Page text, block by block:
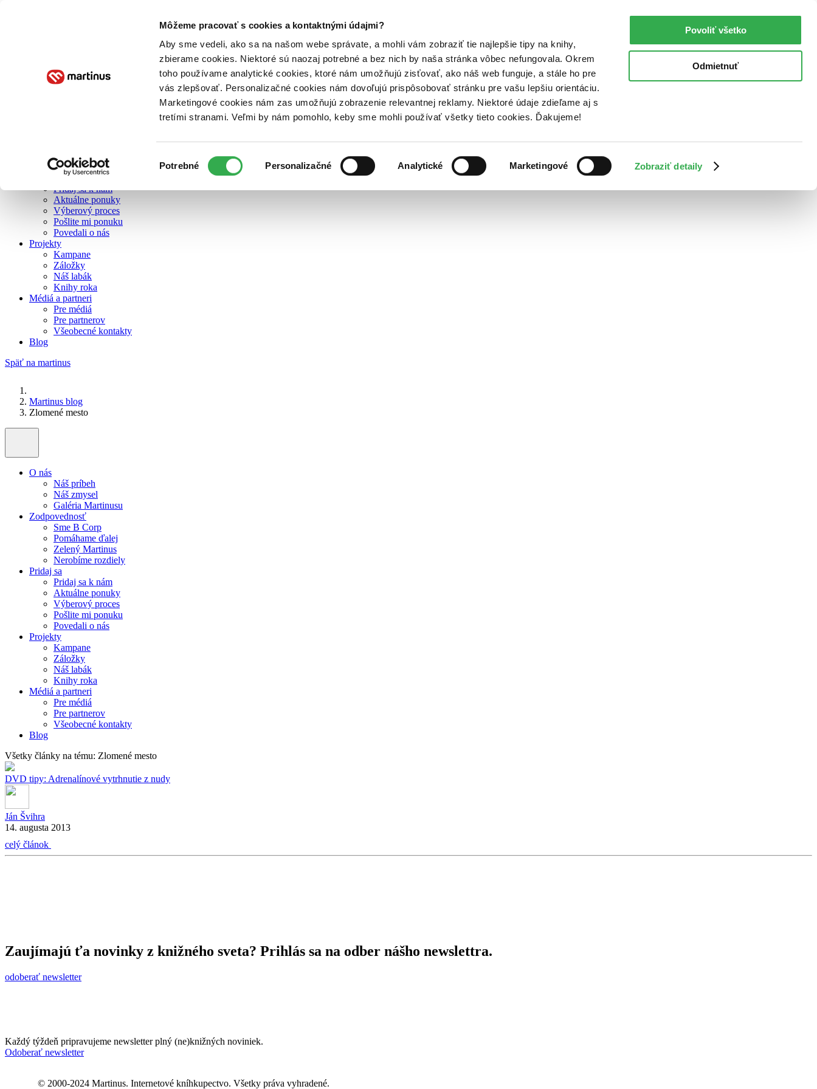
Môžeme pracovať s cookies a kontaktnými údajmi?
Aby sme vedeli, ako sa na našom webe správate, a mohli vám zobraziť tie najlepšie tipy na knihy,
zbierame cookies. Niektoré sú naozaj potrebné a bez nich by naša stránka vôbec nefungovala. Okrem
toho používame analytické cookies, ktoré nám umožňujú zisťovať, ako náš web funguje, a stále ho pre
vás zlepšovať. Personalizačné cookies nám dovoľujú prispôsobovať stránku pre vašu lepšiu orientáciu.
Marketingové cookies nám zas umožňujú zobrazenie relevantnej reklamy. Niektoré údaje zdieľame aj s
tretími stranami. Veľmi by nám pomohlo, keby sme mohli používať všetky tieto cookies. Ďakujeme!
súhlasu
Potrebné Personalizačné Analytické Marketingové Zobraziť detaily
Povoliť všetko
Odmietnuť
O nás
Zelený Martinus
Nerobíme rozdiely
Pridaj sa k nám
Aktuálne ponuky
Výberový proces
Pošlite mi ponuku
Povedali o nás
Projekty
Kampane
Záložky
Náš labák
Knihy roka
Médiá a partneri
Pre médiá
Pre partnerov
Všeobecné kontakty
Blog
Späť na martinus
Martinus blog
Zlomené mesto
O nás
Náš príbeh
Náš zmysel
Galéria Martinusu
Zodpovednosť
Sme B Corp
Pomáhame ďalej
Zelený Martinus
Nerobíme rozdiely
Pridaj sa
Pridaj sa k nám
Aktuálne ponuky
Výberový proces
Pošlite mi ponuku
Povedali o nás
Projekty
Kampane
Záložky
Náš labák
Knihy roka
Médiá a partneri
Pre médiá
Pre partnerov
Všeobecné kontakty
Blog
Všetky články na tému: Zlomené mesto
DVD tipy: Adrenalínové vytrhnutie z nudy
Ján Švihra
14. augusta 2013
celý článok
Zaujímajú ťa novinky z knižného sveta? Prihlás sa na odber nášho newslettra.
odoberať newsletter
Každý týždeň pripravujeme newsletter plný (ne)knižných noviniek.
Odoberať newsletter
© 2000-2024 Martinus. Internetové kníhkupectvo. Všetky práva vyhradené.